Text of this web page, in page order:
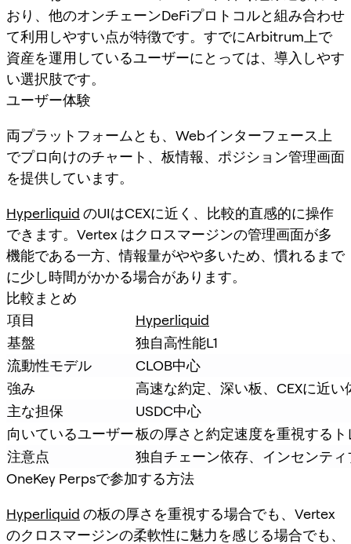
おり、他のオンチェーンDeFiプロトコルと組み合わせ
て利用しやすい点が特徴です。すでにArbitrum上で
資産を運用しているユーザーにとっては、導入しやす
い選択肢です。
ユーザー体験
両プラットフォームとも、Webインターフェース上
でプロ向けのチャート、板情報、ポジション管理画面
を提供しています。
Hyperliquid のUIはCEXに近く、比較的直感的に操作
できます。Vertex はクロスマージンの管理画面が多
機能である一方、情報量がやや多いため、慣れるまで
に少し時間がかかる場合があります。
比較まとめ
項目
Hyperliquid
基盤
独自高性能L1
流動性モデル
CLOB中心
強み
高速な約定、深い板、CEXに近い
主な担保
USDC中心
向いているユーザー板の厚さと約定速度を重視するト
注意点
独自チェーン依存、インセンテ
OneKey Perpsで参加する方法
Hyperliquid の板の厚さを重視する場合でも、Vertex
のクロスマージンの柔軟性に魅力を感じる場合でも、